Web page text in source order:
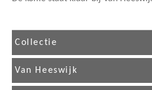
Collectie
Van Heeswijk